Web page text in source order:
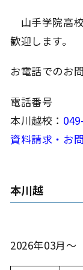
山手学院高
歓迎します。
お電話でのお
電話番号
本川越校：
資料請求・お
本川越
2026年03月～